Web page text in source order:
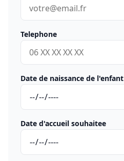
Telephone
Date de naissance de l'enfant
Date d'accueil souhaitee